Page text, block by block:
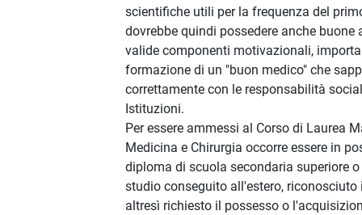
scientifiche utili per la frequenza del
dovrebbe quindi possedere anche buone
valide componenti motivazionali,
formazione di un "buon medico" che
correttamente con le responsabilità
Istituzioni.
Per essere ammessi al Corso di Laurea
Medicina e Chirurgia occorre essere in
diploma di scuola secondaria superiore
studio conseguito all'estero, riconosciuto
altresì richiesto il possesso o